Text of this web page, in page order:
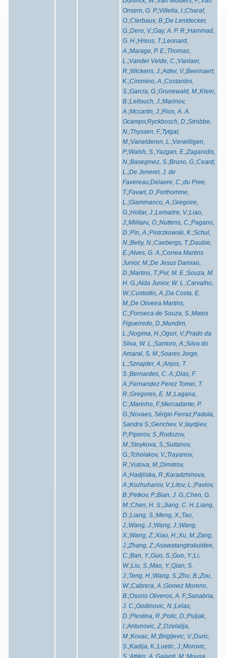
Onsem, G. P.;Villella, I.;Charaf,
O.;Clerbaux, B.;De Lentdecker,
G.;Dero, V.;Gay, A. P. R.;Hammad,
G. H.;Hreus, T.;Leonard,
A.;Marage, P. E.;Thomas,
L.;Vander Velde, C.;Vanlaer,
R.;Wickens, J.;Adler, V.;Beernaert,
K.;Cimmino, A.;Costantini,
S.;Garcia, G.;Grunewald, M.;Klein,
B.;Lellouch, J.;Marinov,
A.;Mccartin, J.;Rios, A. A.
Ocampo;Ryckbosch, D.;Strobbe,
N.;Thyssen, F.;Tytgat,
M.;Vanelderen, L.;Verwilligen,
P.;Walsh, S.;Yazgan, E.;Zaganidis,
N.;Basegmez, S.;Bruno, G.;Ceard,
L.;De Jeneret, J. de
Favereau;Delaere, C.;du Pree,
T.;Favart, D.;Forthomme,
L.;Giammanco, A.;Gregoire,
G.;Hollar, J.;Lemaitre, V.;Liao,
J.;Militaru, O.;Nuttens, C.;Pagano,
D.;Pin, A.;Piotrzkowski, K.;Schul,
N.;Beliy, N.;Caebergs, T.;Daubie,
E.;Alves, G. A.;Correa Martins
Junior, M.;De Jesus Damiao,
D.;Martins, T.;Pol, M. E.;Souza, M.
H. G.;Alda Junior, W. L.;Carvalho,
W.;Custodio, A.;Da Costa, E.
M.;De Oliveira Martins,
C.;Fonseca de Souza, S.;Matos
Figueiredo, D.;Mundim,
L.;Nogima, H.;Oguri, V.;Prado da
Silva, W. L.;Santoro, A.;Silva do
Amaral, S. M.;Soares Jorge,
L.;Sznajder, A.;Anjos, T.
S.;Bernardes, C. A.;Dias, F.
A.;Fernandez Perez Tomei, T.
R.;Gregores, E. M.;Lagana,
C.;Marinho, F.;Mercadante, P.
G.;Novaes, Sérgio Ferraz;Padula,
Sandra S.;Genchev, V.;Iaydjiev,
P.;Piperov, S.;Rodozov,
M.;Stoykova, S.;Sultanov,
G.;Tcholakov, V.;Trayanov,
R.;Vutova, M.;Dimitrov,
A.;Hadjiiska, R.;Karadzhinova,
A.;Kozhuharov, V.;Litov, L.;Pavlov,
B.;Petkov, P.;Bian, J. G.;Chen, G.
M.;Chen, H. S.;Jiang, C. H.;Liang,
D.;Liang, S.;Meng, X.;Tao,
J.;Wang, J.;Wang, J.;Wang,
X.;Wang, Z.;Xiao, H.;Xu, M.;Zang,
J.;Zhang, Z.;Asawatangtrakuldee,
C.;Ban, Y.;Guo, S.;Guo, Y.;Li,
W.;Liu, S.;Mao, Y.;Qian, S.
J.;Teng, H.;Wang, S.;Zhu, B.;Zou,
W.;Cabrera, A.;Gomez Moreno,
B.;Osorio Oliveros, A. F.;Sanabria,
J. C.;Godinovic, N.;Lelas,
D.;Plestina, R.;Polic, D.;Puljak,
I.;Antunovic, Z.;Dzelalija,
M.;Kovac, M.;Brigljevic, V.;Duric,
S.;Kadija, K.;Luetic, J.;Morovic,
S. ;Attikis, A. ;Galanti, M. ;Mousa,